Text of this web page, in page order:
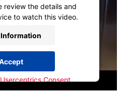
review the details and
to watch this video.
Accept
Usercentrics Consent
Platform